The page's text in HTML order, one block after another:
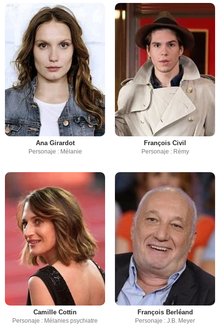
Ana Girardot
Personaje : Mélanie
François Civil
Personaje : Rémy
Camille Cottin
Personaje : Mélanies psychiatre
François Berléand
Personaje : J.B. Meyer